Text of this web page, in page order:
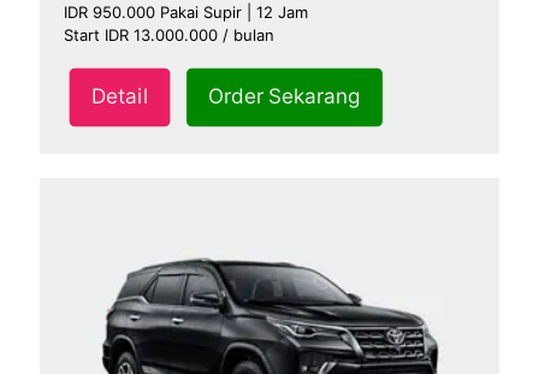
IDR 950.000 Pakai Supir | 12 Jam
Start IDR 13.000.000 / bulan
Detail Order Sekarang